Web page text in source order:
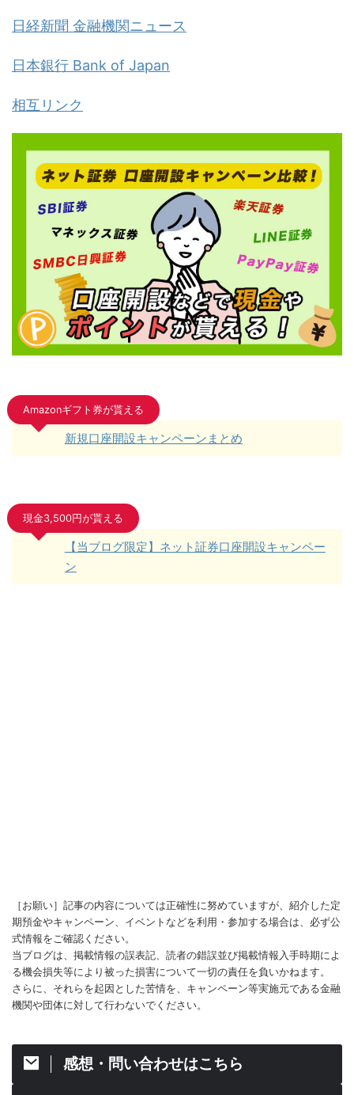
日経新聞 金融機関ニュース
日本銀行 Bank of Japan
相互リンク
Amazonギフト券が貰える
新規口座開設キャンペーンまとめ
現金3,500円が貰える
【当ブログ限定】ネット証券口座開設キャンペー
ン
［お願い］記事の内容については正確性に努めていますが、紹介した定
期預金やキャンペーン、イベントなどを利用・参加する場合は、必ず公
式情報をご確認ください。
当ブログは、掲載情報の誤表記、読者の錯誤並び掲載情報入手時期によ
る機会損失等により被った損害について一切の責任を負いかねます。
さらに、それらを起因とした苦情を、キャンペーン等実施元である金融
機関や団体に対して行わないでください。
感想・問い合わせはこちら